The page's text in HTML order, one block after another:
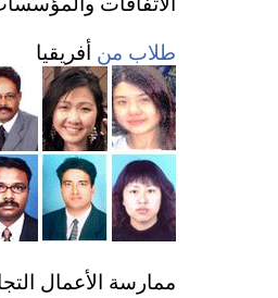
طلاب من أفريقيا
ممارسة الأعمال